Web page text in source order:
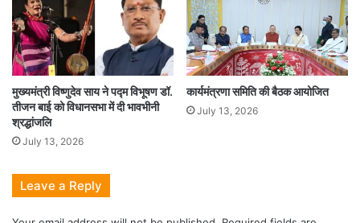
मुख्यमंत्री विष्णुदेव साय ने पद्म विभूषण डॉ.
तीजन बाई को विधानसभा में दी भावभीनी
श्रद्धांजलि
July 13, 2026
कार्यमंत्रणा समिति की बैठक आयोजित
July 13, 2026
Leave a Reply